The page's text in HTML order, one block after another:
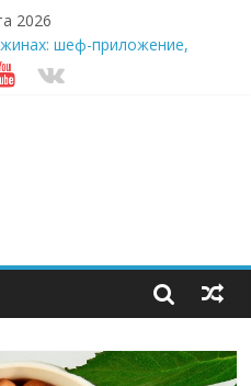
2026
шеф-приложение,
насквозь
на полётах дронов и
почему кокосовая вода с
главным трендом